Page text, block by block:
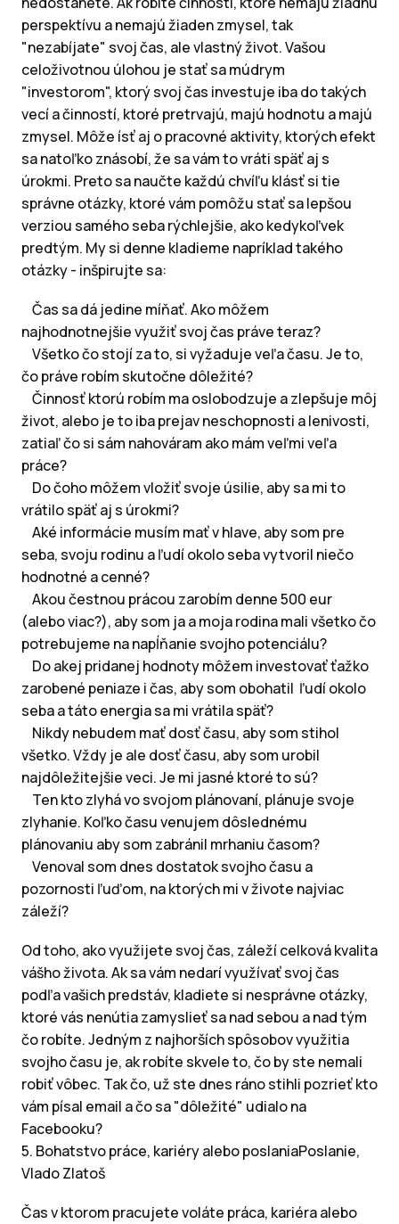
perspektívu a nemajú žiaden zmysel, tak
"nezabíjate" svoj čas, ale vlastný život. Vašou
celoživotnou úlohou je stať sa múdrym
"investorom", ktorý svoj čas investuje iba do takých
vecí a činností, ktoré pretrvajú, majú hodnotu a majú
zmysel. Môže ísť aj o pracovné aktivity, ktorých efekt
sa natoľko znásobí, že sa vám to vráti späť aj s
úrokmi. Preto sa naučte každú chvíľu klásť si tie
správne otázky, ktoré vám pomôžu stať sa lepšou
verziou samého seba rýchlejšie, ako kedykoľvek
predtým. My si denne kladieme napríklad takého
otázky - inšpirujte sa:
Čas sa dá jedine míňať. Ako môžem
najhodnotnejšie využiť svoj čas práve teraz?
Všetko čo stojí za to, si vyžaduje veľa času. Je to,
čo práve robím skutočne dôležité?
Činnosť ktorú robím ma oslobodzuje a zlepšuje môj
život, alebo je to iba prejav neschopnosti a lenivosti,
zatiaľ čo si sám nahováram ako mám veľmi veľa
práce?
Do čoho môžem vložiť svoje úsilie, aby sa mi to
vrátilo späť aj s úrokmi?
Aké informácie musím mať v hlave, aby som pre
seba, svoju rodinu a ľudí okolo seba vytvoril niečo
hodnotné a cenné?
Akou čestnou prácou zarobím denne 500 eur
(alebo viac?), aby som ja a moja rodina mali všetko čo
potrebujeme na napĺňanie svojho potenciálu?
Do akej pridanej hodnoty môžem investovať ťažko
zarobené peniaze i čas, aby som obohatil ľudí okolo
seba a táto energia sa mi vrátila späť?
Nikdy nebudem mať dosť času, aby som stihol
všetko. Vždy je ale dosť času, aby som urobil
najdôležitejšie veci. Je mi jasné ktoré to sú?
Ten kto zlyhá vo svojom plánovaní, plánuje svoje
zlyhanie. Koľko času venujem dôslednému
plánovaniu aby som zabránil mrhaniu časom?
Venoval som dnes dostatok svojho času a
pozornosti ľuďom, na ktorých mi v živote najviac
záleží?
Od toho, ako využijete svoj čas, záleží celková kvalita
vášho života. Ak sa vám nedarí využívať svoj čas
podľa vašich predstáv, kladiete si nesprávne otázky,
ktoré vás nenútia zamyslieť sa nad sebou a nad tým
čo robíte. Jedným z najhorších spôsobov využitia
svojho času je, ak robíte skvele to, čo by ste nemali
robiť vôbec. Tak čo, už ste dnes ráno stihli pozrieť kto
vám písal email a čo sa "dôležité" udialo na
Facebooku?
5. Bohatstvo práce, kariéry alebo poslaniaPoslanie,
Vlado Zlatoš
Čas v ktorom pracujete voláte práca, kariéra alebo